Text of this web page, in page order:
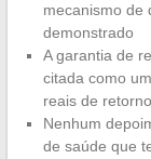
mecanismo de
demonstrado
A garantia de
citada como
reais de
Nenhum
de saúde que